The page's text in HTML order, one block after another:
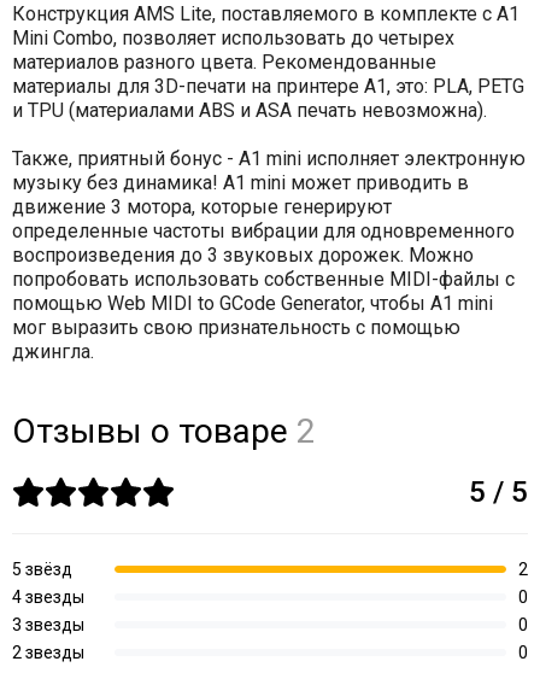
Конструкция AMS Lite, поставляемого в комплекте с A1
Mini Combo, позволяет использовать до четырех
материалов разного цвета. Рекомендованные
материалы для 3D-печати на принтере A1, это: PLA, PETG
и TPU (материалами ABS и ASA печать невозможна).
Также, приятный бонус - A1 mini исполняет электронную
музыку без динамика! A1 mini может приводить в
движение 3 мотора, которые генерируют
определенные частоты вибрации для одновременного
воспроизведения до 3 звуковых дорожек. Можно
попробовать использовать собственные MIDI-файлы с
помощью Web MIDI to GCode Generator, чтобы A1 mini
мог выразить свою признательность с помощью
джингла.
Отзывы о товаре 2
5 / 5
5 звёзд
2
4 звезды
0
3 звезды
0
2 звезды
0